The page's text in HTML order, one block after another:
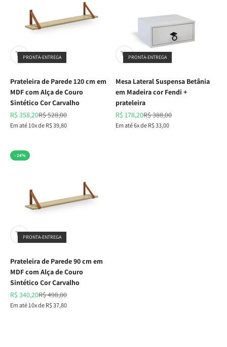
PRONTA-ENTREGA
Prateleira de Parede 120 cm em
MDF com Alça de Couro
Sintético Cor Carvalho
Preço promocional
R$ 358,20Preço normal
R$ 528,00
Em até 10x de R$ 39,80
PRONTA-ENTREGA
Mesa Lateral Suspensa Betânia
em Madeira cor Fendi +
prateleira
Preço promocional
R$ 178,20Preço normal
R$ 388,00
Em até 6x de R$ 33,00
- 24%
PRONTA-ENTREGA
Prateleira de Parede 90 cm em
MDF com Alça de Couro
Sintético Cor Carvalho
Preço promocional
R$ 340,20Preço normal
R$ 498,00
Em até 10x de R$ 37,80